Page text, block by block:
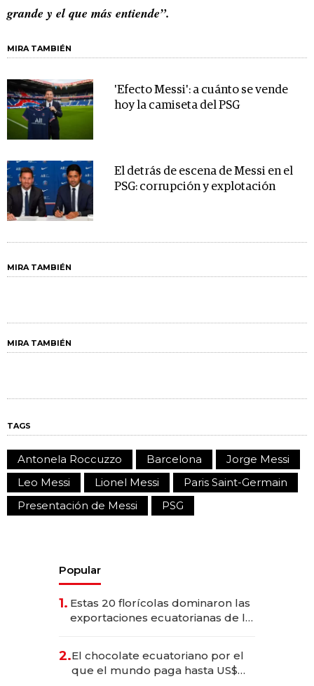
grande y el que más entiende”.
MIRA TAMBIÉN
'Efecto Messi': a cuánto se vende
hoy la camiseta del PSG
El detrás de escena de Messi en el
PSG: corrupción y explotación
MIRA TAMBIÉN
MIRA TAMBIÉN
TAGS
Antonela Roccuzzo Barcelona
Jorge Messi
Leo Messi
Lionel Messi
Paris Saint-Germain
Presentación de Messi
PSG
Popular
1. Estas 20 florícolas dominaron las
exportaciones ecuatorianas de la
2.El chocolate ecuatoriano por el
que el mundo paga hasta US$